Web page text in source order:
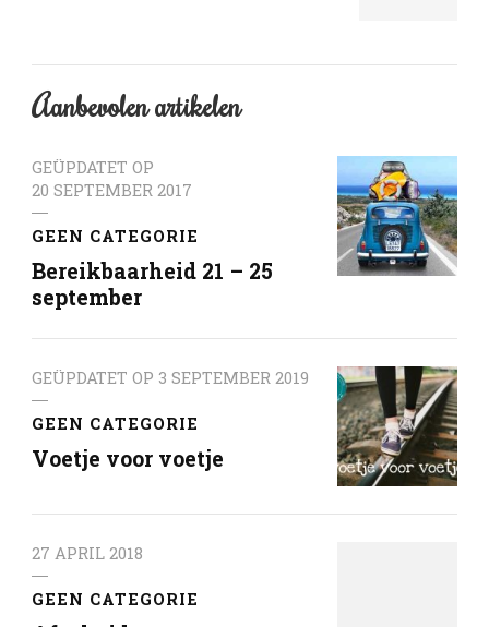
Aanbevolen artikelen
GEÜPDATET OP
20 SEPTEMBER 2017
GEEN CATEGORIE
Bereikbaarheid 21 – 25
september
GEÜPDATET OP 3 SEPTEMBER 2019
GEEN CATEGORIE
Voetje voor voetje
27 APRIL 2018
GEEN CATEGORIE